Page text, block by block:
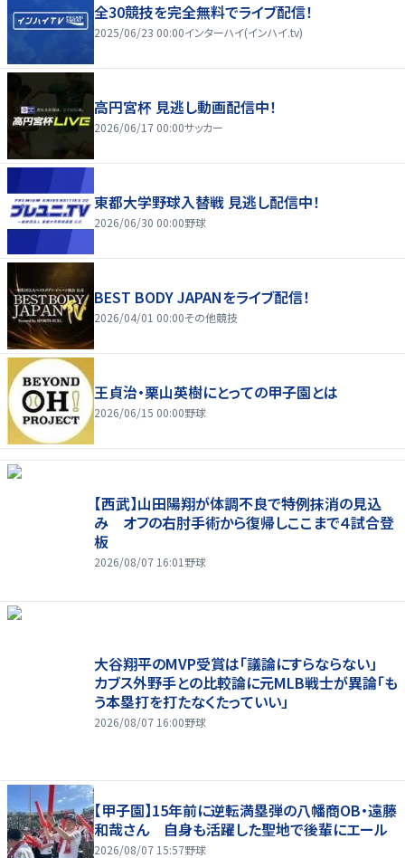
全30競技を完全無料でライブ配信！
2025/06/23 00:00インターハイ(インハイ.tv)
高円宮杯 見逃し動画配信中！
2026/06/17 00:00サッカー
東都大学野球入替戦 見逃し配信中！
2026/06/30 00:00野球
BEST BODY JAPANをライブ配信！
2026/04/01 00:00その他競技
王貞治・栗山英樹にとっての甲子園とは
2026/06/15 00:00野球
【西武】山田陽翔が体調不良で特例抹消の見込
み オフの右肘手術から復帰しここまで４試合登
板
2026/08/07 16:01 野球
大谷翔平のMVP受賞は「議論にすらならない」
カブス外野手との比較論に元MLB戦士が異論「も
う本塁打を打たなくたっていい」
2026/08/07 16:00野球
【甲子園】15年前に逆転満塁弾の八幡商OB・遠藤
和哉さん 自身も活躍した聖地で後輩にエール
2026/08/07 15:57野球